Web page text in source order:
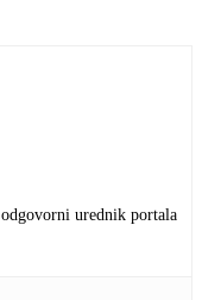
urednik portala